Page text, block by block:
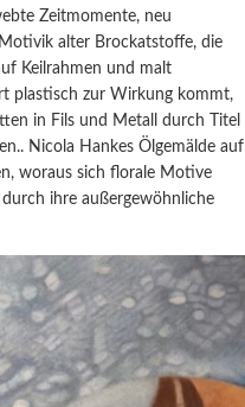
Zeitmomente, neu
alter Brockatstoffe, die
Keilrahmen und malt
plastisch zur Wirkung kommt,
in Fils und Metall durch Titel
Nicola Hankes Ölgemälde auf
woraus sich florale Motive
ihre außergewöhnliche